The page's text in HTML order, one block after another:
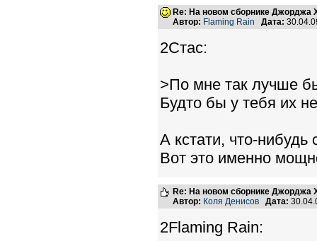
Re: На новом сборнике Джорджа
Автор: Flaming Rain Дата:
2Стас:
>По мне так лучше
Будто бы у тебя их
А кстати, что-
Вот это именно
Re: На новом сборнике Джорджа
Автор: Коля Денисов Дата:
2Flaming Rain: